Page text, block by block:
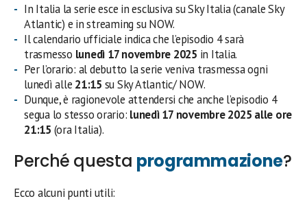
In Italia la serie esce in esclusiva su Sky Italia (canale Sky
Atlantic) e in streaming su NOW.
Il calendario ufficiale indica che l’episodio 4 sarà
trasmesso lunedì 17 novembre 2025 in Italia.
Per l’orario: al debutto la serie veniva trasmessa ogni
lunedì alle 21:15 su Sky Atlantic/ NOW.
Dunque, è ragionevole attendersi che anche l’episodio 4
segua lo stesso orario: lunedì 17 novembre 2025 alle ore
21:15 (ora Italia).
Perché questa programmazione?
Ecco alcuni punti utili: